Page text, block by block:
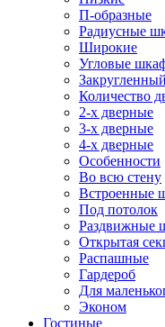
П-образные
Радиусные
Широкие
Угловые
Количество
2-х дверные
3-х дверные
4-х дверные
Особенности
Во всю стену
Встроенные
Под потолок
Раздвижные
Открытая
Распашные
Гардероб
Для
Эконом
Гостиные